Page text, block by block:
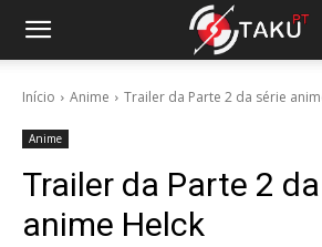
Início Anime Trailer da Parte 2 da série
Anime
Trailer da Parte 2
anime Helck